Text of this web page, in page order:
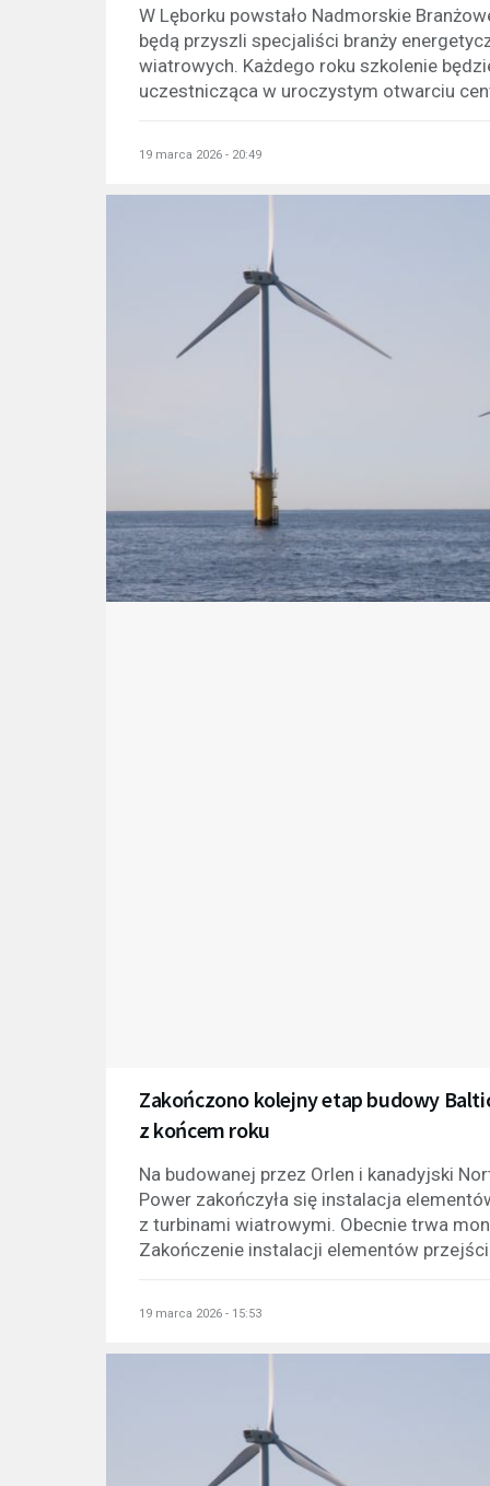
W Lęborku powstało Nadmorskie
będą przyszli specjaliści branży
wiatrowych. Każdego roku szkolenie
uczestnicząca w uroczystym otwarciu
19 marca 2026 - 20:49
Zakończono kolejny etap budowy
z końcem roku
Na budowanej przez Orlen i kanadyjski
Power zakończyła się instalacja
z turbinami wiatrowymi. Obecnie trwa
Zakończenie instalacji elementów
19 marca 2026 - 15:53